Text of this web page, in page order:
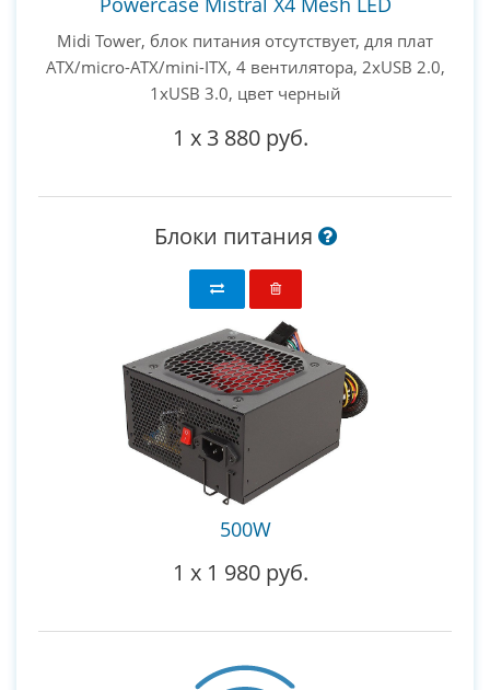
Midi Tower, блок питания отсутствует, для плат
ATX/micro-ATX/mini-ITX, 4 вентилятора, 2xUSB 2.0,
1xUSB 3.0, цвет черный
1 x 3 880 руб.
Блоки питания
500W
1 x 1 980 руб.